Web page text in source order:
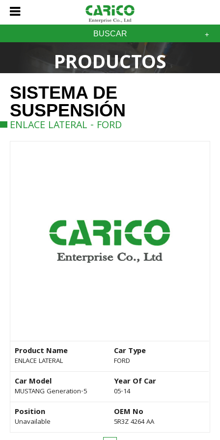
BUSCAR
PRODUCTOS
SISTEMA DE
SUSPENSIÓN
ENLACE LATERAL - FORD
Product Name
ENLACE LATERAL
Car Type
FORD
Car Model
MUSTANG Generation-5
Year Of Car
05-14
Position
Unavailable
OEM No
5R3Z 4264 AA